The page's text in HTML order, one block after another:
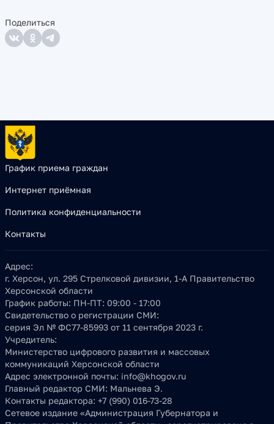
Поделиться
График приема граждан
Интернет приёмная
Политика конфиденциальности
Контакты
Адрес:
г. Херсон, ул. 295 Стрелковой дивизии, 1-А Правительство
Херсонской области
График работы: ПН-ПТ: 09:00 - 17:00
Свидетельство о регистрации СМИ:
серия Эл № ФС77-85993 от 11 сентября 2023 г.
Учредитель:
Министерство цифрового развития и массовых
коммуникаций Херсонской области
Адрес электронной почты: info@khogov.ru
Главный редактор СМИ: Мальнева Э.
Контакты редактора: +7 (990) 016-73-28
Сетевое издание «Администрация Губернатора и